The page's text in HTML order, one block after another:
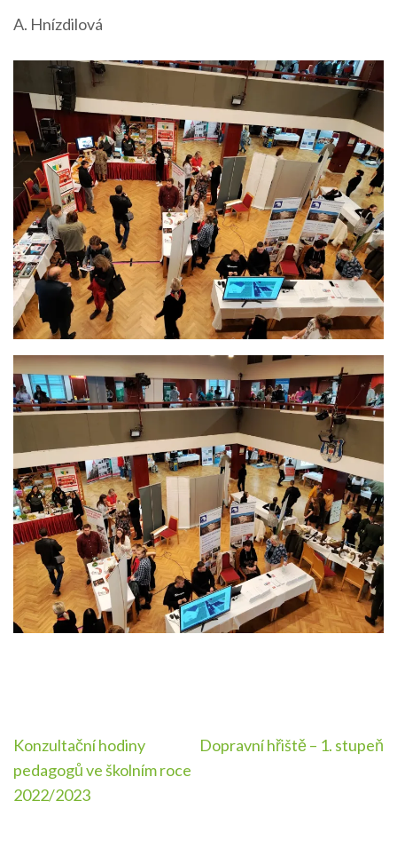
A. Hnízdilová
Navigace
pro
příspěvek
Konzultační hodiny
pedagogů ve školním roce
2022/2023
Dopravní hřiště – 1. stupeň